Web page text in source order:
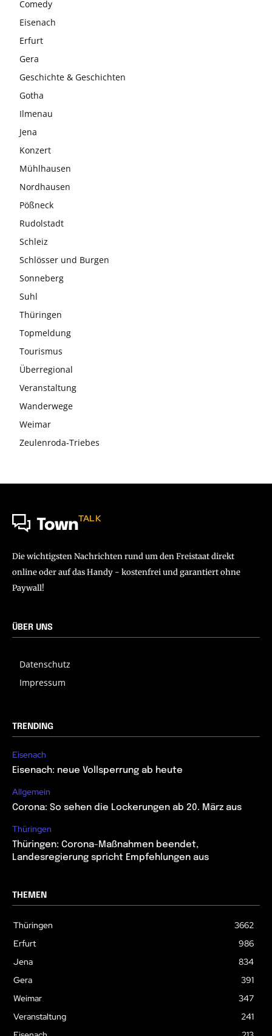
Comedy
Eisenach
Erfurt
Gera
Geschichte & Geschichten
Gotha
Ilmenau
Jena
Konzert
Mühlhausen
Nordhausen
Pößneck
Rudolstadt
Schleiz
Schlösser und Burgen
Sonneberg
Suhl
Thüringen
Topmeldung
Tourismus
Überregional
Veranstaltung
Wanderwege
Weimar
Zeulenroda-Triebes
TownTALK
Die wichtigsten Nachrichten rund um den Freistaat direkt
online oder auf das Handy - kostenfrei und garantiert ohne
Paywall!
ÜBER UNS
Datenschutz
Impressum
TRENDING
Eisenach
Eisenach: neue Vollsperrung ab heute
Allgemein
Corona: So sehen die Lockerungen ab 20. März aus
Thüringen
Thüringen: Corona-Maßnahmen beendet,
Landesregierung spricht Empfehlungen aus
THEMEN
Thüringen
3662
Erfurt
986
Jena
834
Gera
391
Weimar
347
Veranstaltung
241